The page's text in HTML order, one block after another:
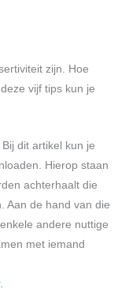
zijn. Hoe
vijf tips kun je
dit artikel kun je
Hierop staan
achterhaalt die
Aan de hand van die
andere nuttige
met iemand
.